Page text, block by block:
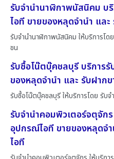
รับจำนำนาฬิกาพนัสนิคม บ
ไอที ขายของหลุดจำนำ แล
รับจำนำนาฬิกาพนัสนิคม ให้บริการโ
ชน
รับซื้อโน๊ตบุ๊คชลบุรี บริการ
ของหลุดจำนำ และ รับฝาก
รับซื้อโน๊ตบุ๊คชลบุรี ให้บริการโดย รับ
รับจำนำคอมพิวเตอร์จตุจัก
อุปกรณ์ไอที ขายของหลุดจ
ไอที